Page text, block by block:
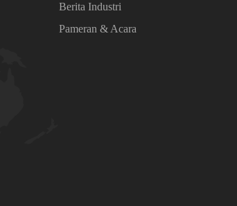
Berita Industri
Pameran & Acara